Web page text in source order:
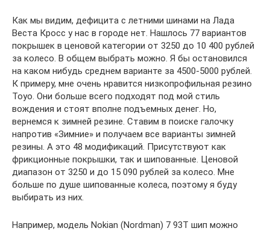
Как мы видим, дефицита с летними шинами на Лада
Веста Кросс у нас в городе нет. Нашлось 77 вариантов
покрышек в ценовой категории от 3250 до 10 400 рублей
за колесо. В общем выбрать можно. Я бы остановился
на каком нибудь среднем варианте за 4500-5000 рублей.
К примеру, мне очень нравится низкопрофильная резино
Toyo. Они больше всего подходят под мой стиль
вождения и стоят вполне подъемных денег. Но,
вернемся к зимней резине. Ставим в поиске галочку
напротив «Зимние» и получаем все варианты зимней
резины. А это 48 модификаций. Присутствуют как
фрикционные покрышки, так и шипованные. Ценовой
диапазон от 3250 и до 15 090 рублей за колесо. Мне
больше по душе шипованные колеса, поэтому я буду
выбирать из них.
Например, модель Nokian (Nordman) 7 93T шип можно